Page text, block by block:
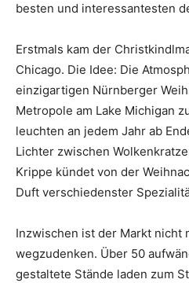
besten und interessantesten
Erstmals kam der
Chicago. Die Idee: Die
einzigartigen Nürnberger
Metropole am Lake Michigan
leuchten an jedem Jahr ab
Lichter zwischen
Krippe kündet von der
Duft verschiedenster
Inzwischen ist der Markt nicht
wegzudenken. Über 50
gestaltete Stände laden zum